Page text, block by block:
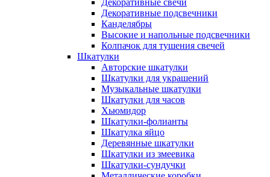
Декоративные свечи
Декоративные подсвечники
Канделябры
Высокие и напольные подсвечники
Колпачок для тушения свечей
Шкатулки
Авторские шкатулки
Шкатулки для украшений
Музыкальные шкатулки
Шкатулки для часов
Хьюмидор
Шкатулки-фолианты
Шкатулка яйцо
Деревянные шкатулки
Шкатулки из змеевика
Шкатулки-сундучки